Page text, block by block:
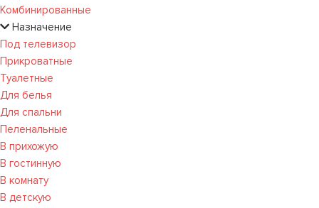
Комбинированные
Назначение
Под телевизор
Прикроватные
Туалетные
Для белья
Для спальни
Пеленальные
В прихожую
В гостинную
В комнату
В детскую